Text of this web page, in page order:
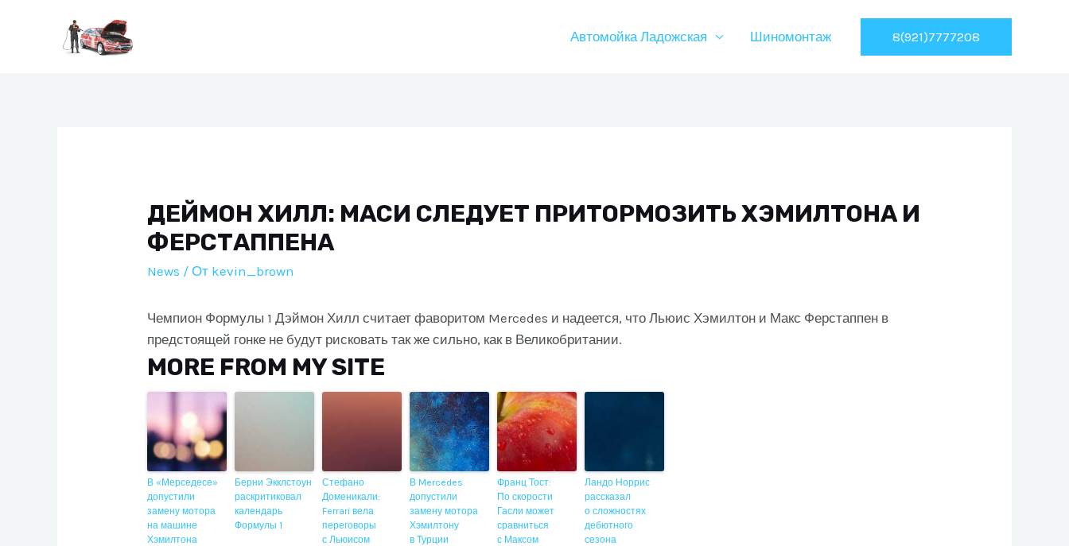
содержимому
Автомойка Ладожская Шиномонтаж 8(921)7777208
ДЕЙМОН ХИЛЛ: МАСИ СЛЕДУЕТ ПРИТОРМОЗИТЬ ХЭМИЛТОНА И
ФЕРСТАППЕНА
News / От kevin_brown
Чемпион Формулы 1 Дэймон Хилл считает фаворитом Mercedes и надеется, что Льюис Хэмилтон и Макс Ферстаппен в
предстоящей гонке не будут рисковать так же сильно, как в Великобритании.
MORE FROM MY SITE
В «Мерседесе»
допустили
замену мотора
на машине
Хэмилтона
Берни Экклстоун
раскритиковал
календарь
Формулы 1
Стефано
Доменикали:
Ferrari вела
переговоры
с Льюисом
В Mercedes
допустили
замену мотора
Хэмилтону
в Турции
Франц Тост:
По скорости
Гасли может
сравниться
с Максом
Ландо Норрис
рассказал
о сложностях
дебютного
сезона